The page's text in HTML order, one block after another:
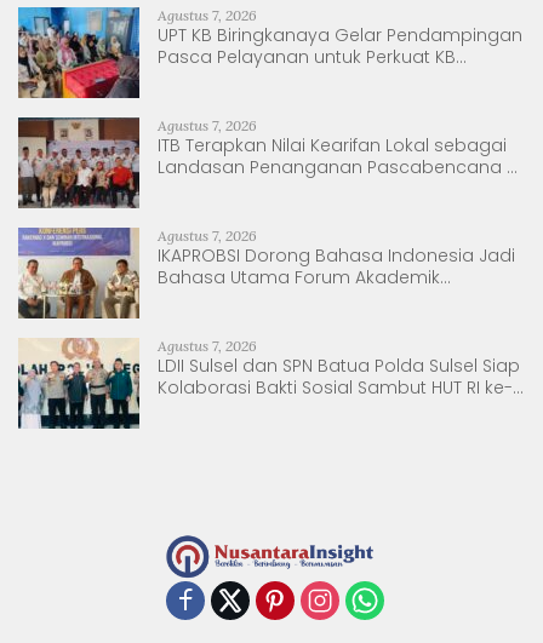
Agustus 7, 2026
UPT KB Biringkanaya Gelar Pendampingan
Pasca Pelayanan untuk Perkuat KB
Agustus 7, 2026
ITB Terapkan Nilai Kearifan Lokal sebagai
Landasan Penanganan Pascabencana di
Agustus 7, 2026
IKAPROBSI Dorong Bahasa Indonesia Jadi
Bahasa Utama Forum Akademik
Agustus 7, 2026
LDII Sulsel dan SPN Batua Polda Sulsel Siap
Kolaborasi Bakti Sosial Sambut HUT RI ke-